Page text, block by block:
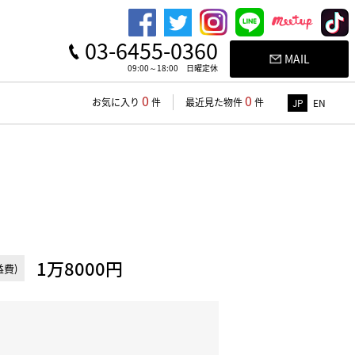
03-6455-0360
09:00～18:00 日曜定休
MAIL
お気に入り 0 件 最近見た物件0 件 JP EN
費) 1万8000円